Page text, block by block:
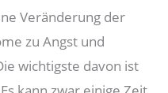
Veränderung der
zu Angst und
wichtigste davon ist